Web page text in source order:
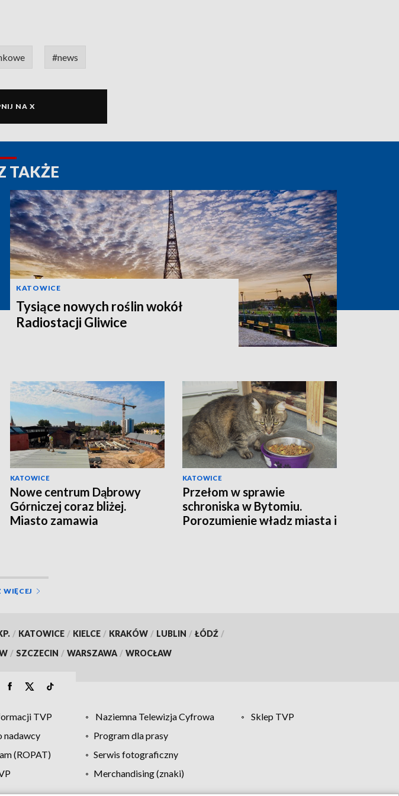
#news
NA X
TAKŻE
KATOWICE
Tysiące nowych roślin wokół
Radiostacji Gliwice
KATOWICE
Nowe centrum Dąbrowy
Górniczej coraz bliżej.
Miasto zamawia
KATOWICE
Przełom w sprawie
schroniska w Bytomiu.
Porozumienie władz miasta i
/ KATOWICE / KIELCE / KRAKÓW / LUBLIN / ŁÓDŹ /
/ SZCZECIN / WARSZAWA / WROCŁAW
TVP Naziemna Telewizja Cyfrowa
Sklep TVP
nadawcy
Program dla prasy
(ROPAT)
Serwis fotograficzny
Merchandising (znaki)